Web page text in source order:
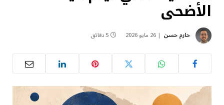
الأضحى
حازم حسن 26 مايو 2026 5 دقائق